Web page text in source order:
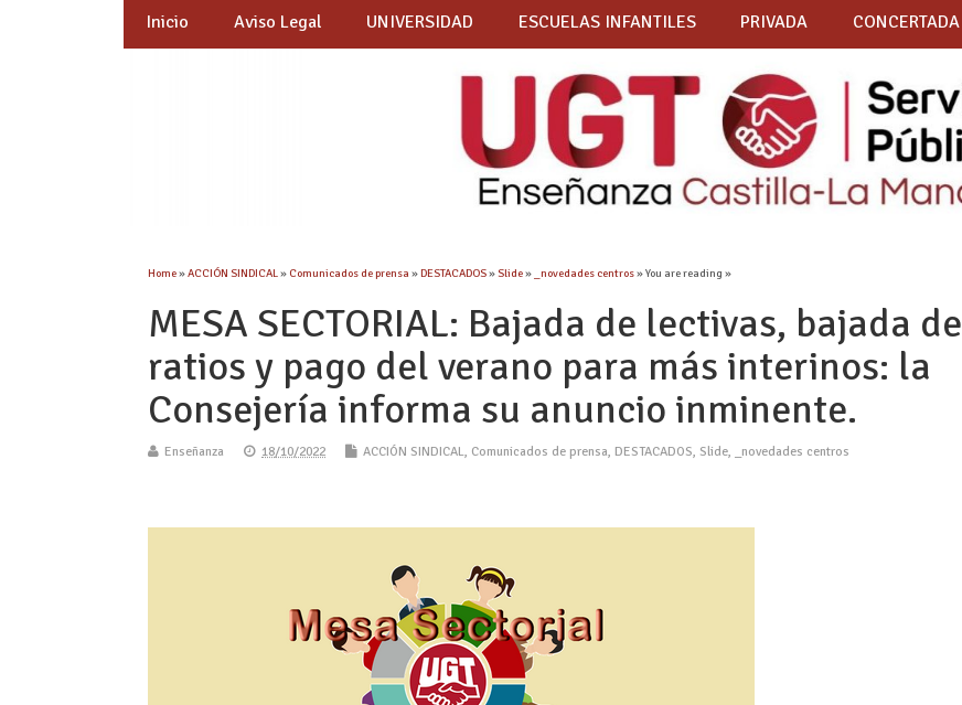
Inicio Aviso Legal UNIVERSIDAD ESCUELAS INFANTILES PRIVADA CONCERTADA
Home»ACCIÓN SINDICAL» Comunicados de prensa »DESTACADOS»Slide» _novedades centros» You are reading »
MESA SECTORIAL: Bajada de lectivas, bajada de
ratios y pago del verano para más interinos: la
Consejería informa su anuncio inminente.
Enseñanza 18/10/2022 ACCIÓN SINDICAL, Comunicados de prensa, DESTACADOS, Slide, _novedades centros